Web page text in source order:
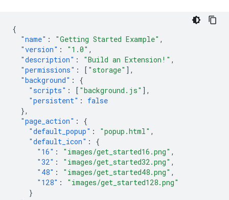
{
"name" : "Getting Started Example" ,
"version" : "1.0" ,
"description" : "Build an Extension!" ,
"permissions" : [ "storage" ],
"background" :
{
"scripts" : [ "background.js" ],
"persistent" :
false
},
"page_action" :
{
"default_popup" : "popup.html" ,
"default_icon" :
{
"16" : "images/get_started16.png" ,
"32" : "images/get_started32.png" ,
"48" : "images/get_started48.png" ,
"128" :
"images/get_started128.png"
}